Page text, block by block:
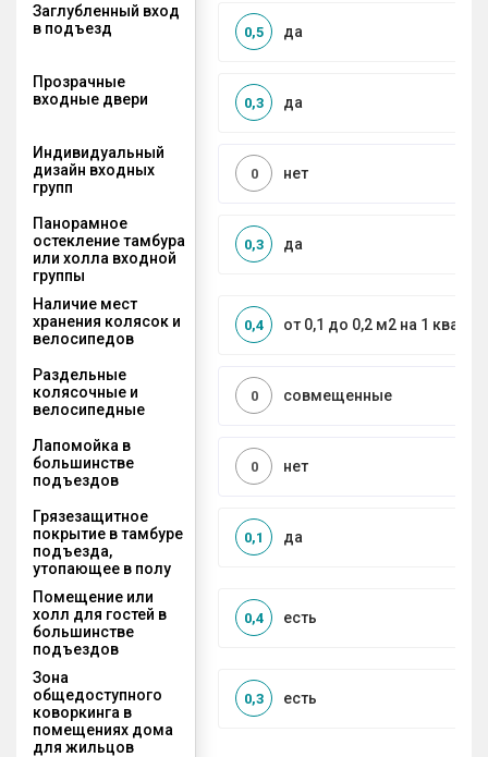
Заглубленный вход
в подъезд
да
0,5
Прозрачные
входные двери
да
0,3
Индивидуальный
дизайн входных
групп
нет
0
Панорамное
остекление тамбура
или холла входной
группы
да
0,3
Наличие мест
хранения колясок и
велосипедов
от 0,1 до 0,2 м2 на 1
0,4
Раздельные
колясочные и
велосипедные
совмещенные
0
Лапомойка в
большинстве
подъездов
нет
0
Грязезащитное
покрытие в тамбуре
подъезда,
утопающее в полу
да
0,1
Помещение или
холл для гостей в
большинстве
подъездов
есть
0,4
Зона
общедоступного
коворкинга в
помещениях дома
для жильцов
есть
0,3